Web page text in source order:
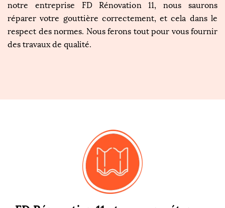
notre entreprise FD Rénovation 11, nous saurons
réparer votre gouttière correctement, et cela dans le
respect des normes. Nous ferons tout pour vous fournir
des travaux de qualité.